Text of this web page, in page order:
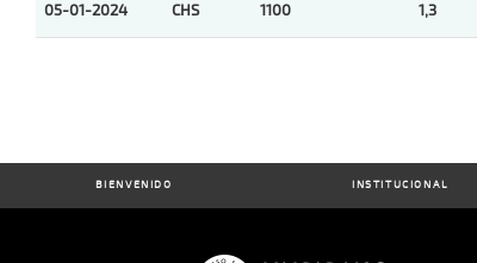
05-01-2024 CHS 1100 1,3
BIENVENIDO INSTITUCIONAL